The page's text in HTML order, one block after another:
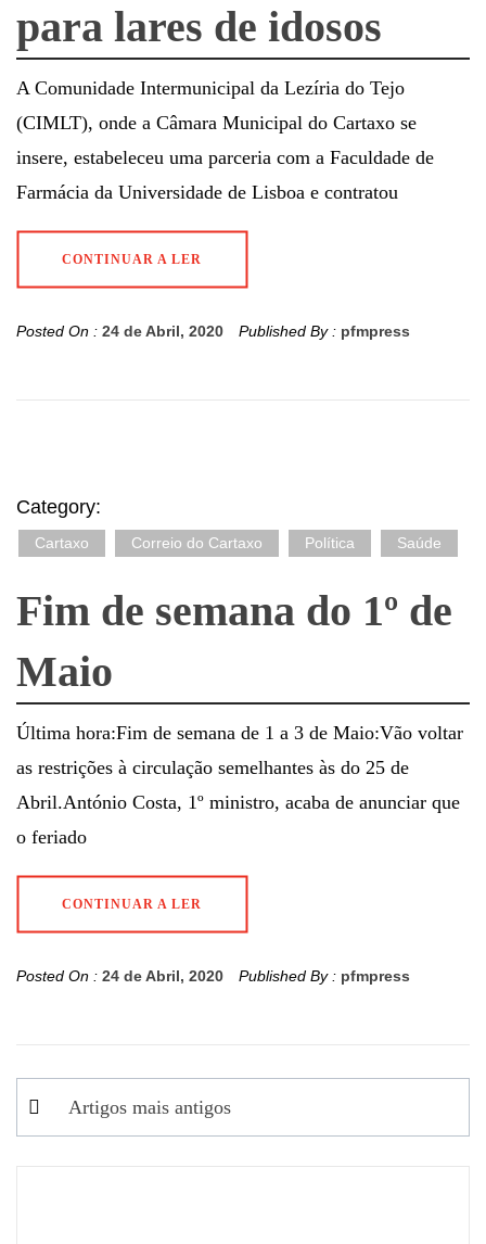
para lares de idosos
A Comunidade Intermunicipal da Lezíria do Tejo
(CIMLT), onde a Câmara Municipal do Cartaxo se
insere, estabeleceu uma parceria com a Faculdade de
Farmácia da Universidade de Lisboa e contratou
CONTINUAR A LER
Posted On : 24 de Abril, 2020 Published By : pfmpress
Category:
Cartaxo Correio do Cartaxo Política Saúde
Fim de semana do 1º de
Maio
Última hora:Fim de semana de 1 a 3 de Maio:Vão voltar
as restrições à circulação semelhantes às do 25 de
Abril.António Costa, 1º ministro, acaba de anunciar que
o feriado
CONTINUAR A LER
Posted On : 24 de Abril, 2020 Published By : pfmpress
Navegação
de
Artigos mais antigos